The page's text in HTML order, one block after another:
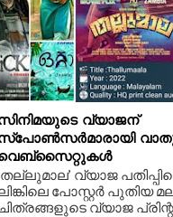
വ്യാജന്‌
വ്യാജ
പോസ്റ്റർ പുതിയ
വ്യാജ